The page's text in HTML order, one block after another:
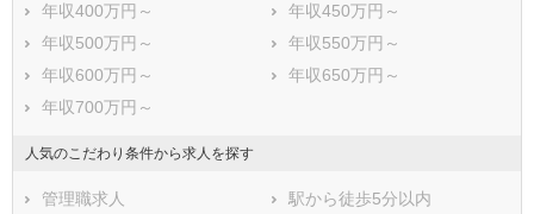
年収400万円～
年収450万円～
年収500万円～
年収550万円～
年収600万円～
年収650万円～
年収700万円～
人気のこだわり条件から求人を探す
管理職求人
駅から徒歩5分以内